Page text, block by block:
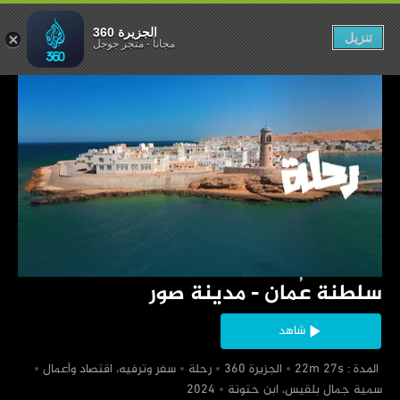
‏سلطنة عُمان - مدينة صور
شاهد
‏ المدة : 22m 27s
‏الجزيرة 360 ‏رحلة
‏سفر وترفيه، اقتصاد وأعمال
‏سمية جمال بلقيس، ابن حتوتة
- مدينة صور
الجزيرة 360
مجاناً-متجر جوجل تنزيل